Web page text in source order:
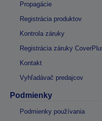
Propagácie
Registrácia produktov
Kontrola záruky
Registrácia záruky
Kontakt
Vyhľadávač predajcov
Podmienky
Podmienky používania